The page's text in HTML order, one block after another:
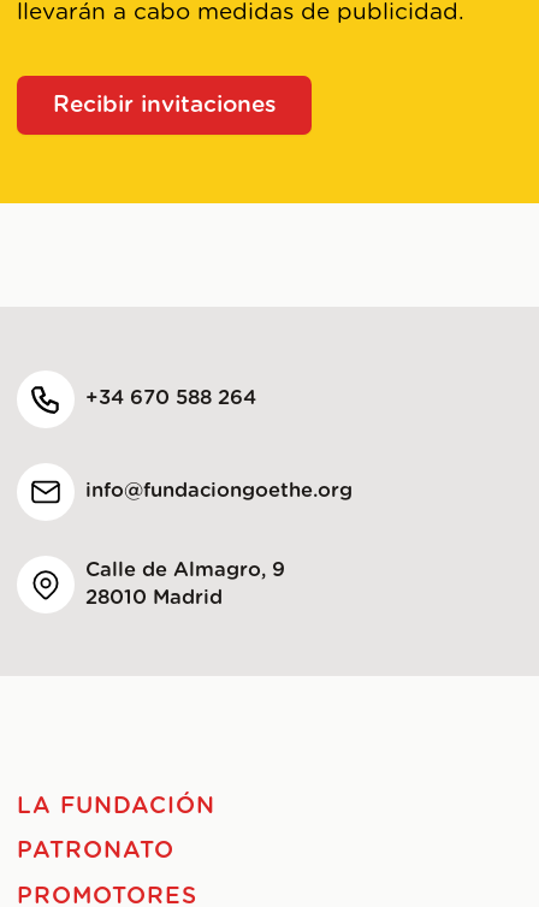
llevarán a cabo medidas de publicidad.
Recibir invitaciones
+34 670 588 264
info@fundaciongoethe.org
Calle de Almagro, 9
28010 Madrid
LA FUNDACIÓN
PATRONATO
PROMOTORES